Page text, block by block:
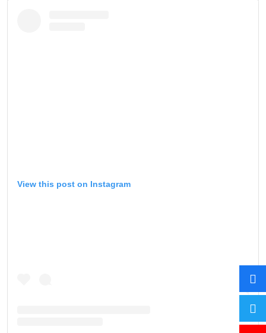
View this post on Instagram